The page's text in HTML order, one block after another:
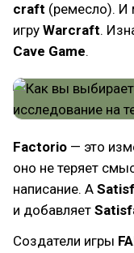
craft (ремесло). И
игру Warcraft.
Cave Game.
Factorio — это
оно не теряет
написание. А
и добавляет
Создатели игры